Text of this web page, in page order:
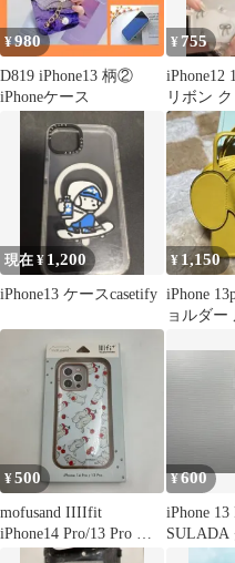
¥980
D819 iPhone13 柄②
iPhoneケース
¥ 755
iPhone12
リボン
現在 ¥ 1,200
iPhone13 ケースcasetify
¥ 1,150
iPhone
ョルダー
¥500
mofusand IIIIfit
iPhone14 Pro/13 Pro 対
¥600
iPhone
SULADA